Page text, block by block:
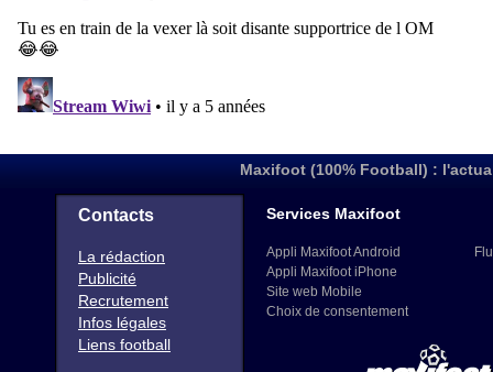
Maxifoot (100% Football) :
Contacts
La rédaction
Publicité
Recrutement
Infos légales
Liens football
Services Maxifoot
Appli Maxifoot Android
Appli Maxifoot iPhone
Site web Mobile
Choix de consentement